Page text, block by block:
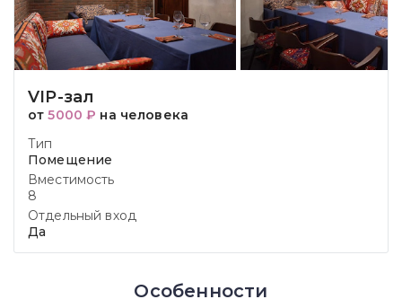
VIP-зал
от5000 ₽ на человека
Тип
Помещение
Вместимость
8
Отдельный вход
Да
Особенности